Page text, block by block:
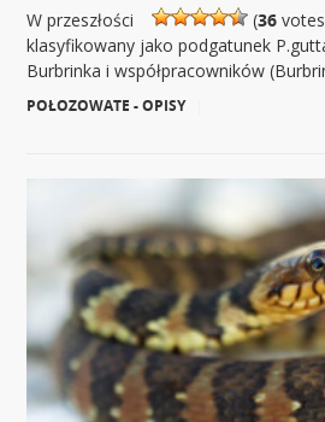
(36
W przeszłości
klasyfikowany jako podgatunek
Burbrinka i współpracowników
POŁOZOWATE - OPISY